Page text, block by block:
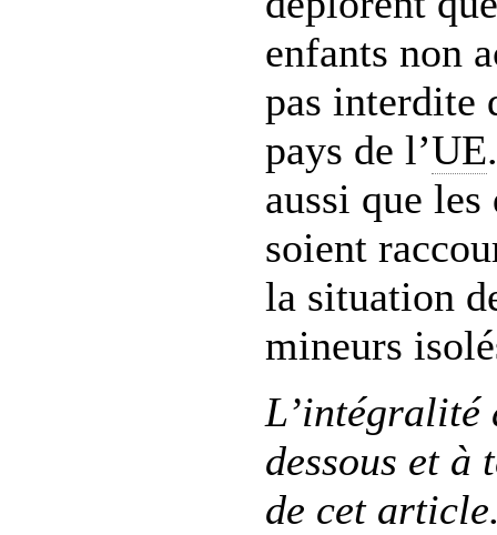
enfants non
pas interdite
pays de l’UE
aussi que les
soient
la situation
mineurs
dessous et à
de cet